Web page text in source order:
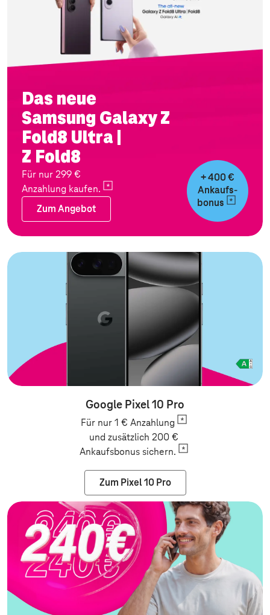
Das neue
Samsung Galaxy Z
Fold8 Ultra |
Z Fold8
Für nur 299 €
Anzahlung kaufen.
Zum Angebot
+ 400 €
Ankaufs-
bonus
Google Pixel 10 Pro
Für nur 1 € Anzahlung
und zusätzlich 200 €
Ankaufsbonus sichern.
Zum Pixel 10 Pro